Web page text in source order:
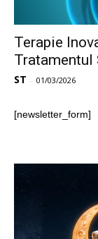
Terapie
Tratamentul
ST - 01/03/2026
[newsletter_form]